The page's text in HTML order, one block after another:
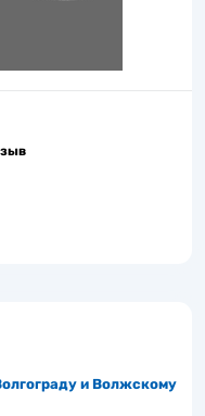
и Волжскому